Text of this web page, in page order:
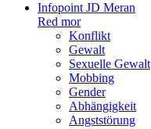
Infopoint JD Meran
Red mor
Konflikt
Gewalt
Sexuelle Gewalt
Mobbing
Gender
Abhängigkeit
Angststörung